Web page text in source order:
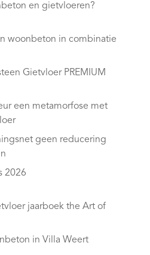
en gietvloeren?
woonbeton in combinatie
Gietvloer PREMIUM
een metamorfose met
geen reducering
2026
jaarboek the Art of
in Villa Weert